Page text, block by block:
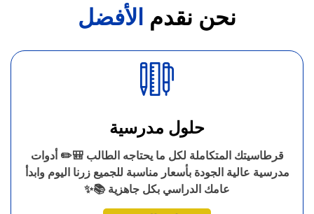
نحن نقدم الأفضل
حلول مدرسية
قرطاسيتك المتكاملة لكل ما يحتاجه الطالب 🎒✏️ أدوات
مدرسية عالية الجودة بأسعار مناسبة للجميع زرنا اليوم وابدأ
عامك الدراسي بكل جاهزية 📚✨